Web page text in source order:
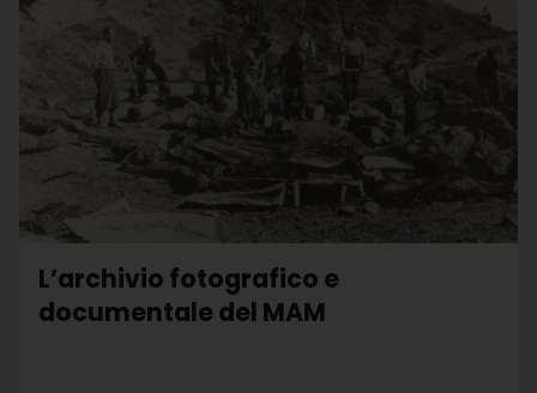
L’archivio fotografico e
documentale del MAM